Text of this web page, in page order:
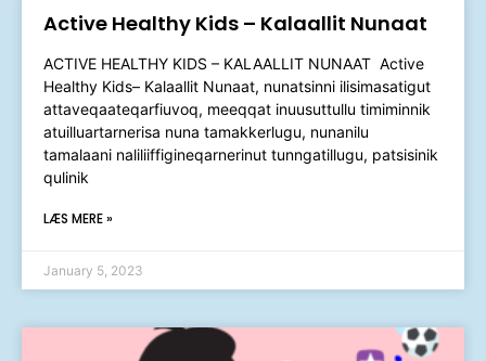
Active Healthy Kids – Kalaallit Nunaat
ACTIVE HEALTHY KIDS – KALAALLIT NUNAAT ​ Active
Healthy Kids– Kalaallit Nunaat, nunatsinni ilisimasatigut
attaveqaateqarfiuvoq, meeqqat inuusuttullu timiminnik
atuilluartarnerisa nuna tamakkerlugu, nunanilu
tamalaani naliliiffigineqarnerinut tunngatillugu, patsisinik
qulinik
LÆS MERE »
January 5, 2023